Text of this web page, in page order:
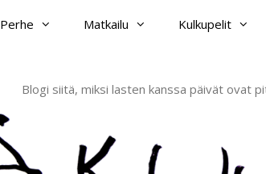
Perhe Matkailu Kulkupelit
Blogi siitä, miksi lasten kanssa päivät ovat